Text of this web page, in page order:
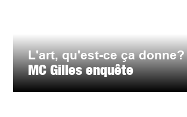
L'art, qu'est-ce ça donne?
MC Gilles enquête